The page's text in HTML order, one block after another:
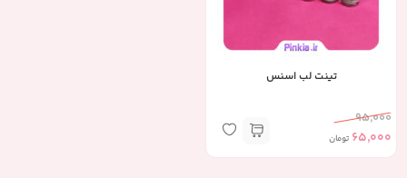
تینت لب اسنس
95,000
65,000 تومان